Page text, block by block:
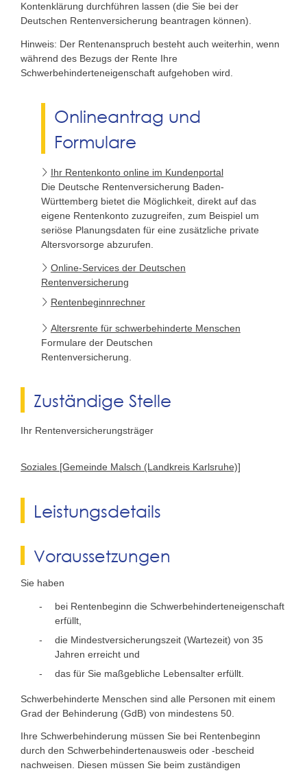
Kontenklärung durchführen lassen (die Sie bei der
Deutschen Rentenversicherung beantragen können).
Hinweis: Der Rentenanspruch besteht auch weiterhin, wenn
während des Bezugs der Rente Ihre
Schwerbehinderteneigenschaft aufgehoben wird.
Onlineantrag und
Formulare
Ihr Rentenkonto online im Kundenportal
Die Deutsche Rentenversicherung Baden-
Württemberg bietet die Möglichkeit, direkt auf das
eigene Rentenkonto zuzugreifen, zum Beispiel um
seriöse Planungsdaten für eine zusätzliche private
Altersvorsorge abzurufen.
Online-Services der Deutschen
Rentenversicherung
Rentenbeginnrechner
Altersrente für schwerbehinderte Menschen
Formulare der Deutschen
Rentenversicherung.
Zuständige Stelle
Ihr Rentenversicherungsträger
Soziales [Gemeinde Malsch (Landkreis Karlsruhe)]
Leistungsdetails
Voraussetzungen
Sie haben
bei Rentenbeginn die Schwerbehinderteneigenschaft
erfüllt,
die Mindestversicherungszeit (Wartezeit) von 35
Jahren erreicht und
das für Sie maßgebliche Lebensalter erfüllt.
Schwerbehinderte Menschen sind alle Personen mit einem
Grad der Behinderung (GdB) von mindestens 50.
Ihre Schwerbehinderung müssen Sie bei Rentenbeginn
durch den Schwerbehindertenausweis oder -bescheid
nachweisen. Diesen müssen Sie beim zuständigen